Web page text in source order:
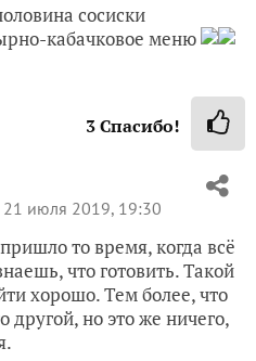
сосиски
кабачковое меню
3Спасибо!
21 июля 2019, 19:30
то время, когда всё
что готовить. Такой
хорошо. Тем более, что
другой, но это же ничего,